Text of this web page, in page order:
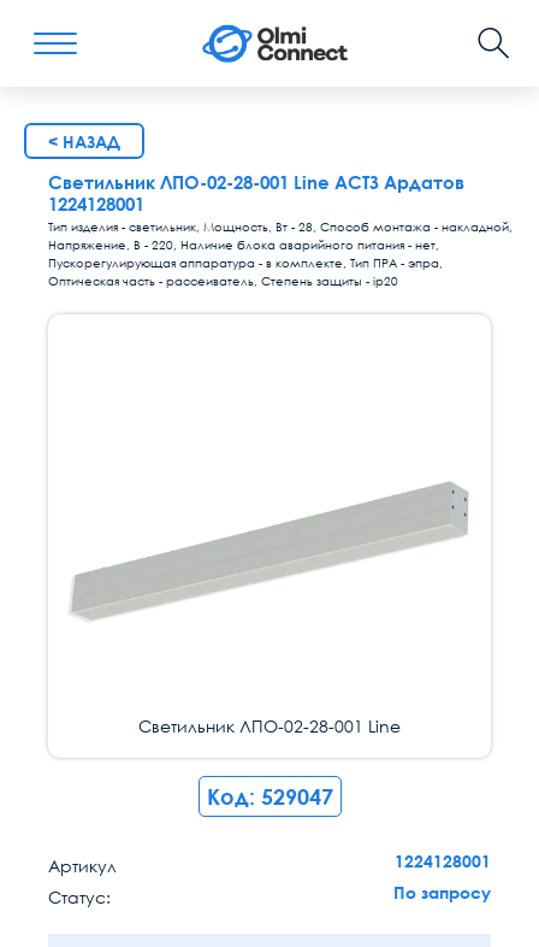
< НАЗАД
Светильник ЛПО-02-28-001 Line АСТЗ Ардатов
1224128001
Тип изделия - светильник, Мощность, Вт - 28, Способ монтажа - накладной,
Напряжение, В - 220, Наличие блока аварийного питания - нет,
Пускорегулирующая аппаратура - в комплекте, Тип ПРА - эпра,
Оптическая часть - рассеиватель, Степень защиты - ip20
Светильник ЛПО-02-28-001 Line
Код: 529047
Артикул
1224128001
Статус:
По запросу